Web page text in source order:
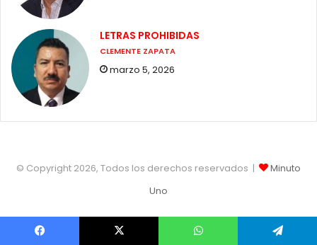
LETRAS PROHIBIDAS
CLEMENTE ZAPATA
marzo 5, 2026
© Copyright 2026, Todos los derechos reservados |
Minuto
Uno